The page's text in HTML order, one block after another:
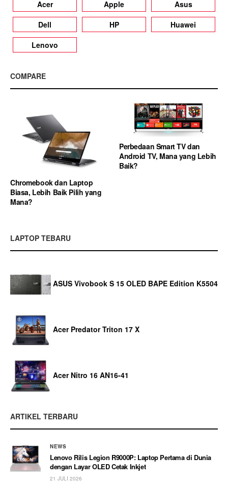
Acer Apple
Asus
Dell
HP
Huawei
Lenovo
COMPARE
Chromebook dan Laptop
Biasa, Lebih Baik Pilih yang
Mana?
Perbedaan Smart TV dan
Android TV, Mana yang Lebih
Baik?
LAPTOP TEBARU
ASUS Vivobook S 15 OLED BAPE Edition K5504
Acer Predator Triton 17 X
Acer Nitro 16 AN16-41
ARTIKEL TERBARU
NEWS
Lenovo Rilis Legion R9000P: Laptop Pertama di Dunia
dengan Layar OLED Cetak Inkjet
21 JULI 2026